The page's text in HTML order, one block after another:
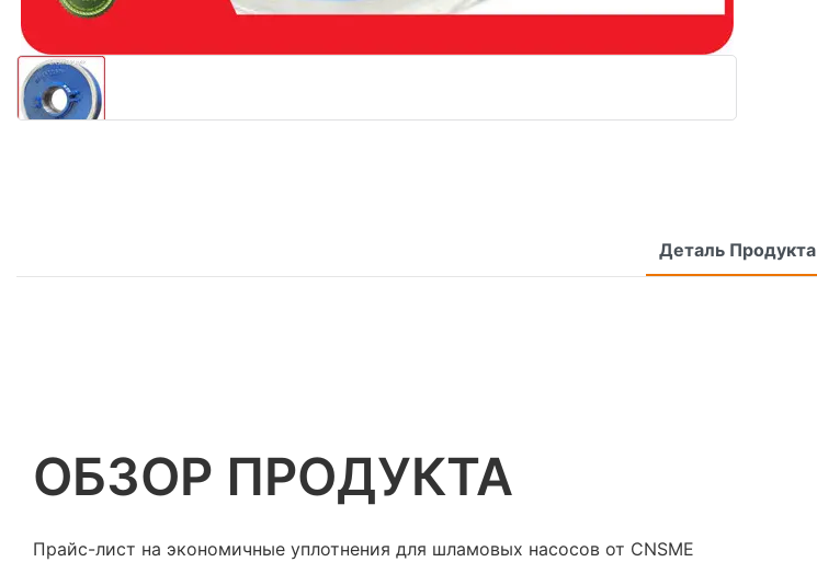
Деталь Продукта
ОБЗОР ПРОДУКТА
Прайс-лист на экономичные уплотнения для шламовых насосов от CNSME